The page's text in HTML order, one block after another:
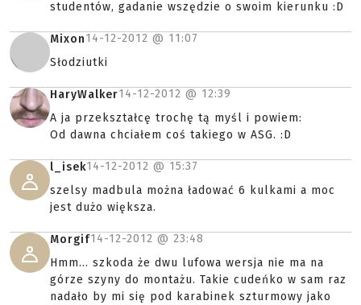
studentów, gadanie wszędzie o swoim kierunku :D
Mixon14-12-2012 @ 11:07
Słodziutki
HaryWalker14-12-2012 @ 12:39
A ja przekształcę trochę tą myśl i powiem:
Od dawna chciałem coś takiego w ASG. :D
l_isek14-12-2012 @ 15:37
szelsy madbula można ładować 6 kulkami a moc
jest dużo większa.
Morgif14-12-2012 @ 23:48
Hmm... szkoda że dwu lufowa wersja nie ma na
górze szyny do montażu. Takie cudeńko w sam raz
nadało by mi się pod karabinek szturmowy jako